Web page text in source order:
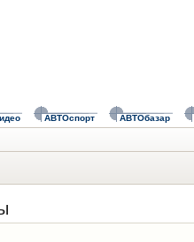
АВТОспорт АВТОбазар